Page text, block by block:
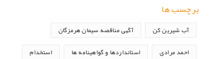
برچسب ها
آب شیرین کن آگهی مناقصه سیمان هرمزگان
احمد مرادی استانداردها و گواهینامه ها استخدام